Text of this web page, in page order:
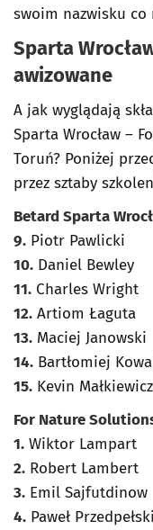
swoim nazwisku co
Sparta
awizowane
A jak wyglądają
Sparta Wrocław –
Toruń? Poniżej
przez sztaby
Betard Sparta
9. Piotr Pawlicki
10. Daniel Bewley
11. Charles Wright
12. Artiom Łaguta
13. Maciej Janowski
14. Bartłomiej
15. Kevin Małkiewicz
For Nature
1. Wiktor Lampart
2. Robert Lambert
3. Emil Sajfutdinow
4. Paweł Przedpełski